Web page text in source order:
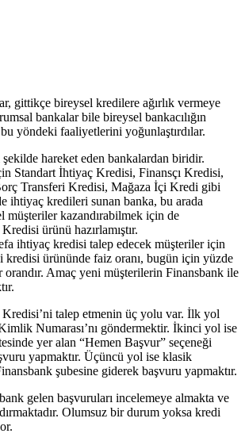
gittikçe bireysel kredilere ağırlık vermeye
bankalar bile bireysel bankacılığın
yöndeki faaliyetlerini yoğunlaştırdılar.
şekilde hareket eden bankalardan biridir.
Standart İhtiyaç Kredisi, Finansçı Kredisi,
Transferi Kredisi, Mağaza İçi Kredi gibi
ihtiyaç kredileri sunan banka, bu arada
müşteriler kazandırabilmek için de
ürünü hazırlamıştır.
ihtiyaç kredisi talep edecek müşteriler için
kredisi ürününde faiz oranı, bugün için yüzde
Amaç yeni müşterilerin Finansbank ile
Kredisi’ni talep etmenin üç yolu var. İlk yol
Numarası’nı göndermektir. İkinci yol ise
yer alan “Hemen Başvur” seçeneği
yapmaktır. Üçüncü yol ise klasik
şubesine giderek başvuru yapmaktır.
gelen başvuruları incelemeye almakta ve
Olumsuz bir durum yoksa kredi